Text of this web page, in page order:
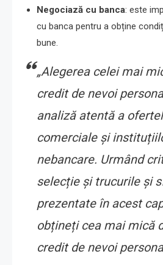
Negociază cu banca: este
cu banca pentru a obține
bune.
„Alegerea celei mai
credit de nevoi
analiză atentă a
comerciale și
nebancare. Urmând
selecție și trucurile și
prezentate în acest
obțineți cea mai mică
credit de nevoi